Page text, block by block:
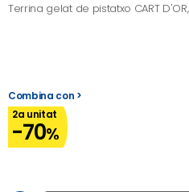
Terrina gelat de pistatxo CART
Combina con >
2a unitat
-70%